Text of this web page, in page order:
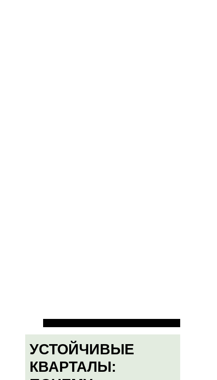
УСТОЙЧИВЫЕ
КВАРТАЛЫ: